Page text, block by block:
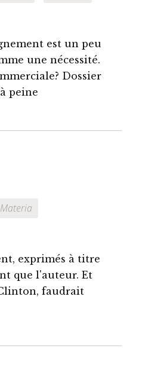
est un peu
une nécessité.
Dossier
peine
Materia
exprimés à titre
que l'auteur. Et
faudrait